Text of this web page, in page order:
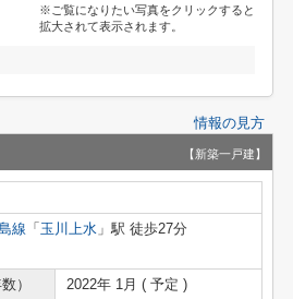
※ご覧になりたい写真をクリックすると
拡大されて表示されます。
情報の見方
【新築一戸建】
線 「 玉川上水 」駅 徒歩27分
）
2022年 1月 ( 予定 )